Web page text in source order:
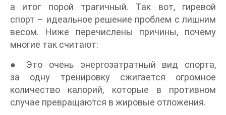
а итог порой трагичный. Так вот, гиревой
спорт – идеальное решение проблем с лишним
весом. Ниже перечислены причины, почему
многие так считают:
● Это очень энергозатратный вид спорта,
за одну тренировку сжигается огромное
количество калорий, которые в противном
случае превращаются в жировые отложения.